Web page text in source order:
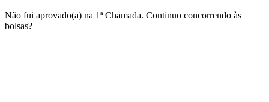
Não fui aprovado(a) na 1ª Chamada. Continuo concorrendo às
bolsas?